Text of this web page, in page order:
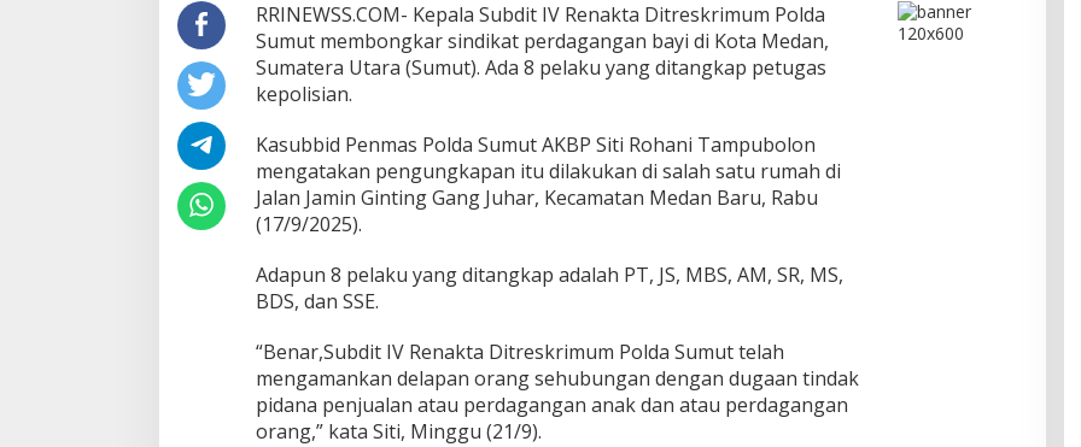
RRINEWSS.COM- Kepala Subdit IV Renakta Ditreskrimum Polda
Sumut membongkar sindikat perdagangan bayi di Kota Medan,
Sumatera Utara (Sumut). Ada 8 pelaku yang ditangkap petugas
kepolisian.
Kasubbid Penmas Polda Sumut AKBP Siti Rohani Tampubolon
mengatakan pengungkapan itu dilakukan di salah satu rumah di
Jalan Jamin Ginting Gang Juhar, Kecamatan Medan Baru, Rabu
(17/9/2025).
Adapun 8 pelaku yang ditangkap adalah PT, JS, MBS, AM, SR, MS,
BDS, dan SSE.
“Benar,Subdit IV Renakta Ditreskrimum Polda Sumut telah
mengamankan delapan orang sehubungan dengan dugaan tindak
pidana penjualan atau perdagangan anak dan atau perdagangan
orang,” kata Siti, Minggu (21/9).